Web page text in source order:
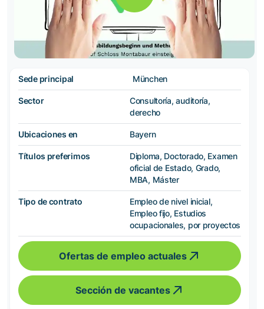
Sede principal München
Sector
Consultoría, auditoría,
derecho
Ubicaciones en Bayern
Títulos preferimos
Diploma, Doctorado, Examen
oficial de Estado, Grado,
MBA, Máster
Tipo de contrato
Empleo de nivel inicial,
Empleo fijo, Estudios
ocupacionales, por proyectos
Ofertas de empleo actuales
Sección de vacantes